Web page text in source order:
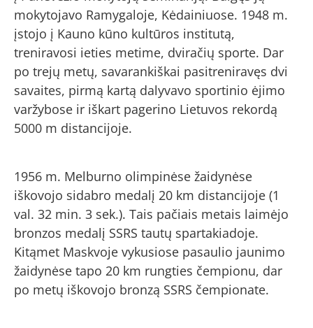
mokytojavo Ramygaloje, Kėdainiuose. 1948 m.
įstojo į Kauno kūno kultūros institutą,
treniravosi ieties metime, dviračių sporte. Dar
po trejų metų, savarankiškai pasitreniravęs dvi
savaites, pirmą kartą dalyvavo sportinio ėjimo
varžybose ir iškart pagerino Lietuvos rekordą
5000 m distancijoje.
1956 m. Melburno olimpinėse žaidynėse
iškovojo sidabro medalį 20 km distancijoje (1
val. 32 min. 3 sek.). Tais pačiais metais laimėjo
bronzos medalį SSRS tautų spartakiadoje.
Kitąmet Maskvoje vykusiose pasaulio jaunimo
žaidynėse tapo 20 km rungties čempionu, dar
po metų iškovojo bronzą SSRS čempionate.